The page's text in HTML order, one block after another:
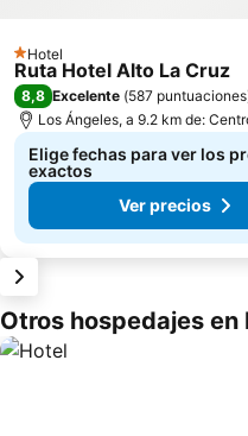
1 Estrellas
Hotel
Ruta Hotel Alto La Cruz
8,8 Excelente (587 puntuaciones
Los Ángeles, a 9.2 km de:
Elige fechas para ver los
exactos
Ver precios
Otros hospedajes en